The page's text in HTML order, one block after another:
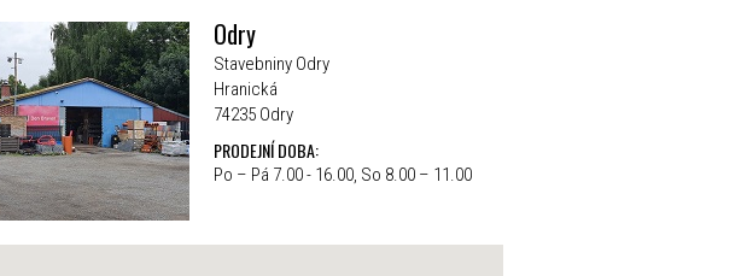
Odry
Stavebniny Odry
Hranická
74235 Odry
PRODEJNÍ DOBA:
Po – Pá 7.00 - 16.00, So 8.00 – 11.00